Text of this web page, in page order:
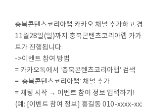
충북콘텐츠코리아랩 카카오 채널 추가하고
11월28일(일)까지 충북콘텐츠코리아랩 카
트가 진행됩니다.
->이벤트 참여 방법
= 카카오톡에서 ‘충북콘텐츠코리아랩’ 검색
= ‘충북콘텐츠코리아랩’ 채널 추가
= 채팅 시작 → 이벤트 참여 정보 입력하기!
(예: [이벤트 참여 정보] 홍길동 010-xxxx-